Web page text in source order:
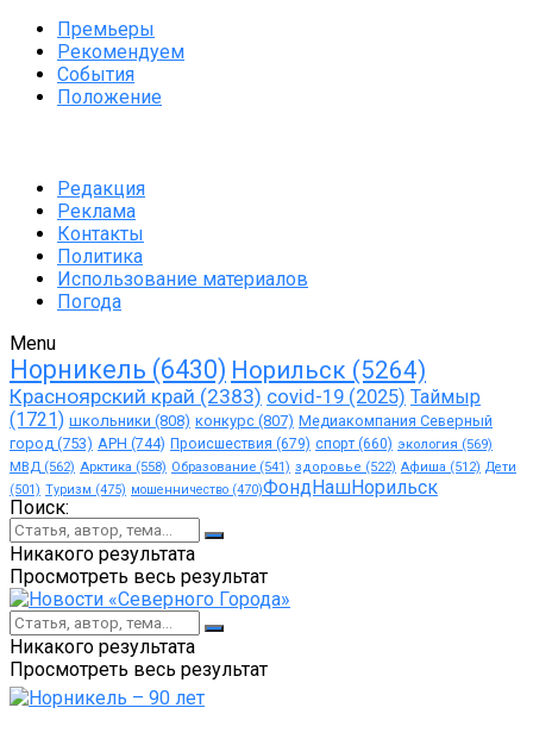
Премьеры
Рекомендуем
События
Положение
Редакция
Реклама
Контакты
Политика
Использование материалов
Погода
Menu
Норникель (6430) Норильск (5264)
Красноярский край (2383) covid-19 (2025) Таймыр
(1721) школьники (808) конкурс (807) Медиакомпания Северный
город (753) АРН (744) Происшествия (679) спорт (660) экология (569)
МВД (562) Арктика (558) Образование (541) здоровье (522) Афиша (512) Дети
(501) Туризм (475) мошенничество (470)ФондНашНорильск
Поиск:
Никакого результата
Просмотреть весь результат
Никакого результата
Просмотреть весь результат